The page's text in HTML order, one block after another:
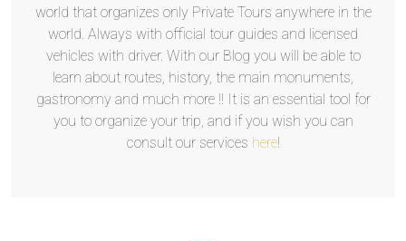
world that organizes only Private Tours anywhere in the
world. Always with official tour guides and licensed
vehicles with driver. With our Blog you will be able to
learn about routes, history, the main monuments,
gastronomy and much more !! It is an essential tool for
you to organize your trip, and if you wish you can
consult our services here!